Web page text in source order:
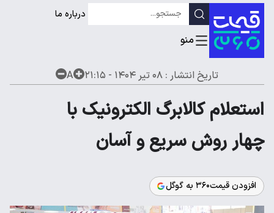
درباره ما
تاریخ انتشار : ۰۸ تیر ۱۴۰۴ - ۲۱:۱۵ A
استعلام کالابرگ الکترونیک با
چهار روش سریع و آسان
افزودن قیمت۳۶۰ به گوگل